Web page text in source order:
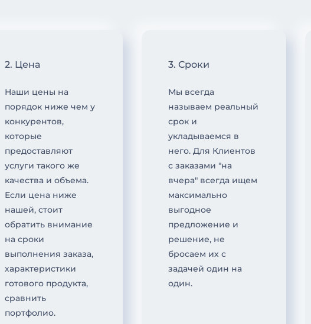
2. Цена
Наши цены на
порядок ниже чем у
конкурентов,
которые
предоставляют
услуги такого же
качества и объема.
Если цена ниже
нашей, стоит
обратить внимание
на сроки
выполнения заказа,
характеристики
готового продукта,
сравнить
портфолио.
3. Сроки
Мы всегда
называем реальный
срок и
укладываемся в
него. Для Клиентов
с заказами "на
вчера" всегда ищем
максимально
выгодное
предложение и
решение, не
бросаем их с
задачей один на
один.